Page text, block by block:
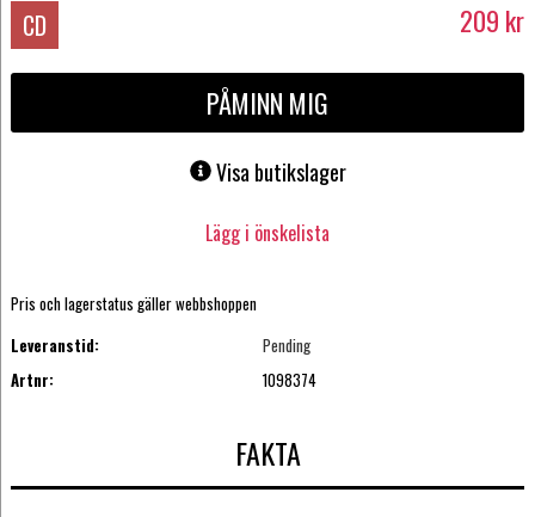
CD 209 kr
PÅMINN MIG
Visa butikslager
Lägg i önskelista
Pris och lagerstatus gäller webbshoppen
Leveranstid:
Pending
Artnr:
1098374
FAKTA